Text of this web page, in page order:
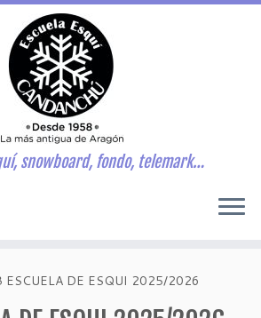
snowboard, fondo, telemark…
ESCUELA DE ESQUI 2025/2026